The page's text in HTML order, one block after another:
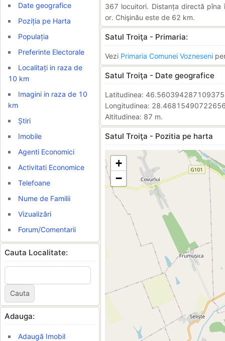
Date geografice
Poziția pe Harta
Populația
Preferinte Electorale
Localitați in raza de
10 km
Imagini in raza de 10
km
Știri
Imobile
Agenti Economici
Activitati Economice
Telefoane
Nume de Familii
Vizualizări
Forum/Comentarii
Cauta Localitate:
Adauga:
Adaugă Imobil
367 locuitori. Distanța directă
or. Chişinău este de 62 km.
Satul Troiţa - Primaria:
Vezi Primaria Comunei Vozneseni
Satul Troiţa - Date geografice
Latitudinea:
Longitudinea:
Altitudinea: 87 m.
Satul Troiţa - Pozitia pe harta
+
−